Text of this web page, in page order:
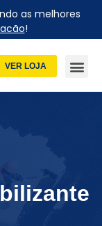
as melhores
!
VER LOJA